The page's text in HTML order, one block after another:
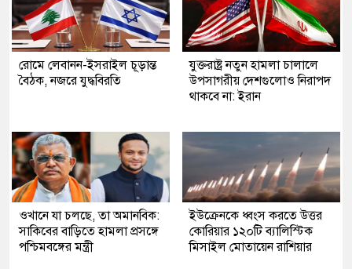
রোমে লেবানন-ইসরাইল চূড়ান্ত
বৈঠক, নজরে যুদ্ধবিরতি
যুক্তরাষ্ট্র নতুন হামলা চালালে
উপসাগরীয় দেশগুলোও নিরাপদ
থাকবে না: ইরান
ওখানে যা চলছে, তা অমানবিক:
সাকিবের বাড়িতে হামলা প্রসঙ্গে
পশ্চিমবঙ্গের মন্ত্রী
ইউক্রেনকে ধ্বংস করতে উত্তর
কোরিয়ার ১২০টি ব্যালিস্টিক
মিসাইল মোতায়েন রাশিয়ার